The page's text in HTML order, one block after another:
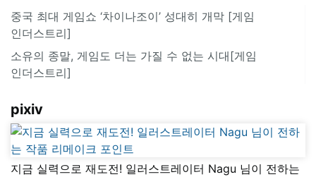
중국 최대 게임쇼 ‘차이나조이’ 성대히 개막 [게임
인더스트리]
소유의 종말, 게임도 더는 가질 수 없는 시대[게임
인더스트리]
pixiv
지금 실력으로 재도전! 일러스트레이터 Nagu 님이 전하는